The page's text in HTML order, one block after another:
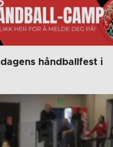
håndballfest i